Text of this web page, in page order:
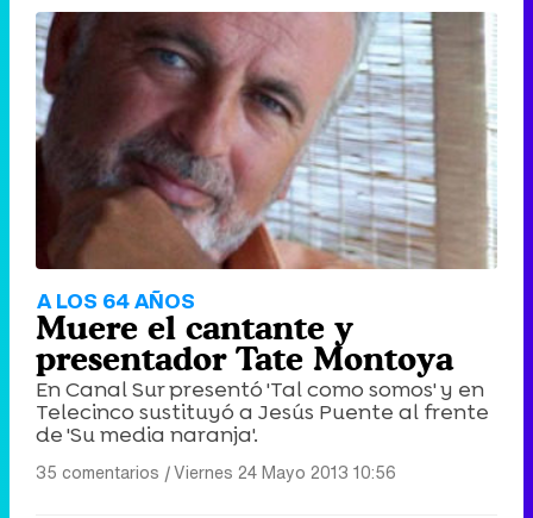
A LOS 64 AÑOS
Muere el cantante y
presentador Tate Montoya
En Canal Sur presentó 'Tal como somos' y en
Telecinco sustituyó a Jesús Puente al frente
de 'Su media naranja'.
35 comentarios |Viernes 24 Mayo 2013 10:56